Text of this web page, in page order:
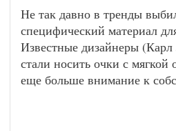
Не так давно в тренды
специфический материал
Известные дизайнеры
стали носить очки с мягкой
еще больше внимание к